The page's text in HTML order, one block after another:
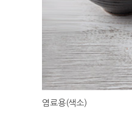
염료용(색소)